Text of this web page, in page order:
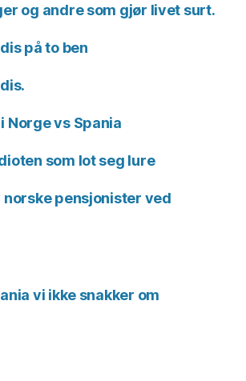
og andre som gjør livet surt.
på to ben
Norge vs Spania
som lot seg lure
pensjonister ved
vi ikke snakker om